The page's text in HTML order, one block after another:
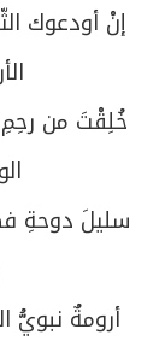
إنْ أودعوك
خُلِقْتَ من
سليلَ دوحةِ
أرومةٌ نبويُّ